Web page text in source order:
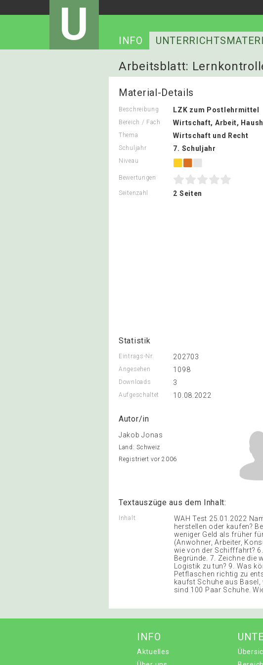
U INFO
Arbeitsblatt:
Material-Details
Beschreibung LZK zum Postlehrmittel
Bereich / Fach Wirtschaft, Arbeit,
Thema Wirtschaft und Recht
Schuljahr 7. Schuljahr
Niveau
Bewertungen
Seitenzahl 2 Seiten
Statistik
Eintrags-Nr. 202703
Angesehen 1098
Downloads 3
Aufgeschaltet 10.08.2022
Autor/in
Jakob Jonas
Land: Schweiz
Registriert vor 2006
Textauszüge aus dem Inhalt:
Inhalt
WAH Test 25.01.2022
herstellen oder kaufen?
weniger Geld als früher
(Anwohner, Arbeiter,
wie von der Schifffahrt?
Begründe. 7. Zeichne die
Logistik zu tun? 9. Was
Petflaschen richtig zu
kaufst Schuhe aus
sind 100 Paar Schuhe.
INFO
Aktuelles